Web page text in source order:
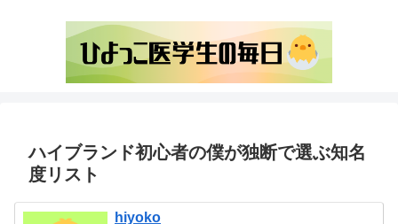
ハイブランド初心者の僕が独断で選ぶ知名
度リスト
hiyoko